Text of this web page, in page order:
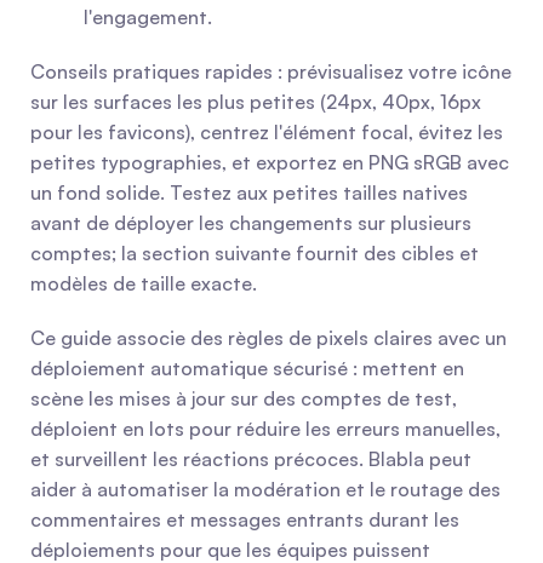
l'engagement.
Conseils pratiques rapides : prévisualisez votre icône
sur les surfaces les plus petites (24px, 40px, 16px
pour les favicons), centrez l'élément focal, évitez les
petites typographies, et exportez en PNG sRGB avec
un fond solide. Testez aux petites tailles natives
avant de déployer les changements sur plusieurs
comptes; la section suivante fournit des cibles et
modèles de taille exacte.
Ce guide associe des règles de pixels claires avec un
déploiement automatique sécurisé : mettent en
scène les mises à jour sur des comptes de test,
déploient en lots pour réduire les erreurs manuelles,
et surveillent les réactions précoces. Blabla peut
aider à automatiser la modération et le routage des
commentaires et messages entrants durant les
déploiements pour que les équipes puissent